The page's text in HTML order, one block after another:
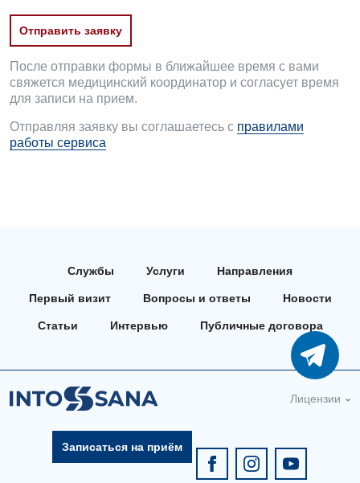
Отправить заявку
После отправки формы в ближайшее время с вами
свяжется медицинский координатор и согласует время
для записи на прием.
Отправляя заявку вы соглашаетесь с правилами
работы сервиса
Службы Услуги Направления
Первый визит Вопросы и ответы Новости
Статьи Интервью Публичные договора
Лицензии
Записаться на приём